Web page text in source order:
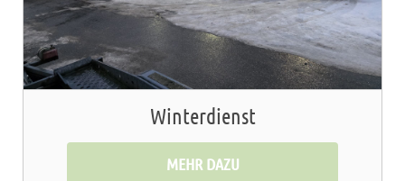
Winterdienst
MEHR DAZU